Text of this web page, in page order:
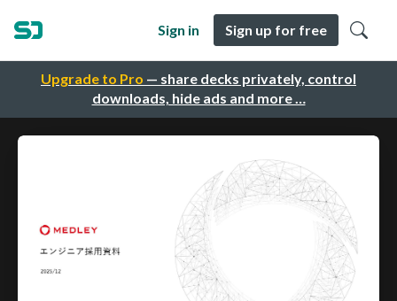
Upgrade to Pro — share decks privately, control
downloads, hide ads and more …
Sign in Sign up for free